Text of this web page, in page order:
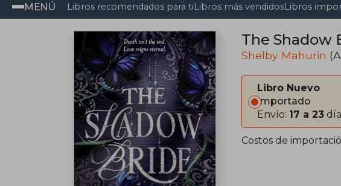
MENÚ Libros recomendados para tiLibros más vendidosLibros
The Shadow
Shelby Mahurin
Libro Nuevo
Importado
Envío: 17 a 23
Costos de